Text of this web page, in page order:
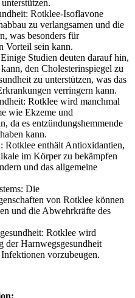
Rotklee-Isoflavone
zu verlangsamen und die
was besonders für
Vorteil sein kann.
Studien deuten darauf hin,
den Cholesterinspiegel zu
zu unterstützen, was das
verringern kann.
Rotklee wird manchmal
wie Ekzeme und
da es entzündungshemmende
kann.
Rotklee enthält Antioxidantien,
im Körper zu bekämpfen
und das allgemeine
Die
von Rotklee können
und die Abwehrkräfte des
Rotklee wird
der Harnwegsgesundheit
vorzubeugen.